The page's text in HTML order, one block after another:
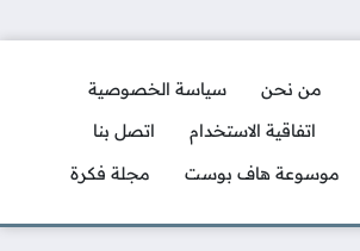
من نحن
سياسة الخصوصية
اتفاقية الاستخدام
اتصل بنا
موسوعة هاف بوست
مجلة فكرة